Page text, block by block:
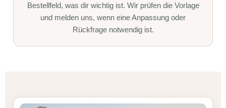
Bestellfeld, was dir wichtig ist. Wir prüfen die Vorlage
und melden uns, wenn eine Anpassung oder
Rückfrage notwendig ist.